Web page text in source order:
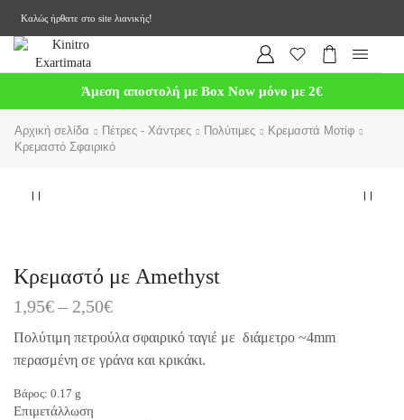
Καλώς ήρθατε στο site λιανικής!
Άμεση αποστολή με Box Now μόνο με 2€
Αρχική σελίδα Πέτρες - Χάντρες Πολύτιμες
Κρεμαστά Μοτίφ
Κρεμαστό Σφαιρικό
Κρεμαστό με Amethyst
1,95€ – 2,50€
Πολύτιμη πετρούλα σφαιρικό ταγιέ με διάμετρο ~4mm
περασμένη σε γράνα και κρικάκι.
Βάρος: 0.17 g
Επιμετάλλωση